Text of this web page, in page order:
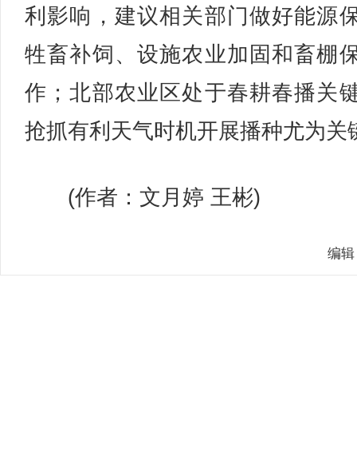
利影响，建议相关部门做好能源
牲畜补饲、设施农业加固和畜棚
作；北部农业区处于春耕春播关
抢抓有利天气时机开展播种尤为关
(作者：文月婷 王彬)
编